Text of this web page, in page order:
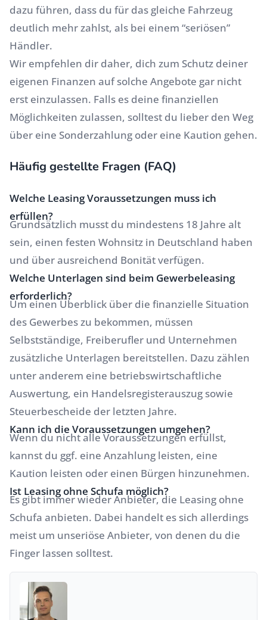
dazu führen, dass du für das gleiche Fahrzeug
deutlich mehr zahlst, als bei einem “seriösen”
Händler.
Wir empfehlen dir daher, dich zum Schutz deiner
eigenen Finanzen auf solche Angebote gar nicht
erst einzulassen. Falls es deine finanziellen
Möglichkeiten zulassen, solltest du lieber den Weg
über eine Sonderzahlung oder eine Kaution gehen.
Häufig gestellte Fragen (FAQ)
Welche Leasing Voraussetzungen muss ich
erfüllen?
Grundsätzlich musst du mindestens 18 Jahre alt
sein, einen festen Wohnsitz in Deutschland haben
und über ausreichend Bonität verfügen.
Welche Unterlagen sind beim Gewerbeleasing
erforderlich?
Um einen Überblick über die finanzielle Situation
des Gewerbes zu bekommen, müssen
Selbstständige, Freiberufler und Unternehmen
zusätzliche Unterlagen bereitstellen. Dazu zählen
unter anderem eine betriebswirtschaftliche
Auswertung, ein Handelsregisterauszug sowie
Steuerbescheide der letzten Jahre.
Kann ich die Voraussetzungen umgehen?
Wenn du nicht alle Voraussetzungen erfüllst,
kannst du ggf. eine Anzahlung leisten, eine
Kaution leisten oder einen Bürgen hinzunehmen.
Ist Leasing ohne Schufa möglich?
Es gibt immer wieder Anbieter, die Leasing ohne
Schufa anbieten. Dabei handelt es sich allerdings
meist um unseriöse Anbieter, von denen du die
Finger lassen solltest.